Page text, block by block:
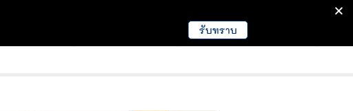
EDUCATION NEWS
รับทราบ